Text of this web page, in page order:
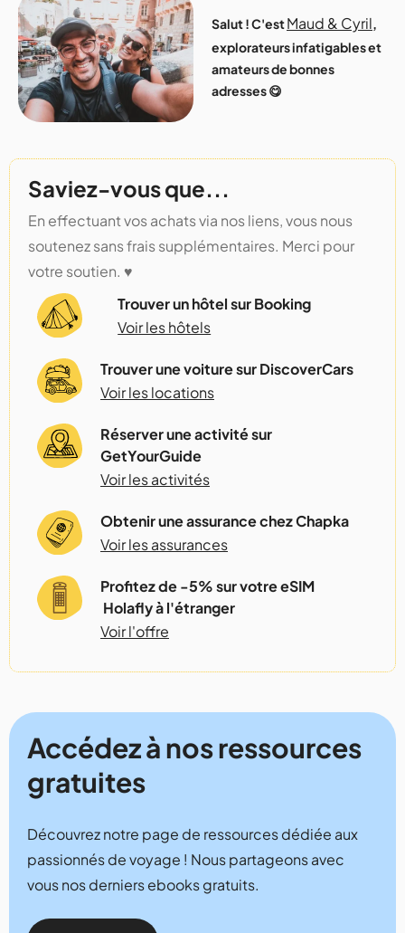
Salut ! C'estMaud & Cyril,
explorateurs infatigables et
amateurs de bonnes
adresses 😋
Saviez-vous que...
En effectuant vos achats via nos liens, vous nous
soutenez sans frais supplémentaires. Merci pour
votre soutien. ♥️
Trouver un hôtel sur Booking
Voir les hôtels
Trouver une voiture sur DiscoverCars
Voir les locations
Réserver une activité sur
GetYourGuide
Voir les activités
Obtenir une assurance chez Chapka
Voir les assurances
Profitez de -5% sur votre eSIM
Holafly à l'étranger
Voir l'offre
Accédez à nos ressources
gratuites
Découvrez notre page de ressources dédiée aux
passionnés de voyage ! Nous partageons avec
vous nos derniers ebooks gratuits.